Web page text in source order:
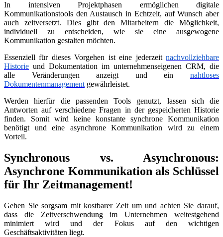
In intensiven Projektphasen ermöglichen digitale
Kommunikationstools den Austausch in Echtzeit, auf Wunsch aber
auch zeitversetzt. Dies gibt den Mitarbeitern die Möglichkeit,
individuell zu entscheiden, wie sie eine ausgewogene
Kommunikation gestalten möchten.
Essenziell für dieses Vorgehen ist eine jederzeit nachvollziehbare
Historie und Dokumentation im unternehmenseigenen CRM, die
alle Veränderungen anzeigt und ein nahtloses
Dokumentenmanagement gewährleistet.
Werden hierfür die passenden Tools genutzt, lassen sich die
Antworten auf verschiedene Fragen in der gespeicherten Historie
finden. Somit wird keine konstante synchrone Kommunikation
benötigt und eine asynchrone Kommunikation wird zu einem
Vorteil.
Synchronous vs. Asynchronous:
Asynchrone Kommunikation als Schlüssel
für Ihr Zeitmanagement!
Gehen Sie sorgsam mit kostbarer Zeit um und achten Sie darauf,
dass die Zeitverschwendung im Unternehmen weitestgehend
minimiert wird und der Fokus auf den wichtigen
Geschäftsaktivitäten liegt.